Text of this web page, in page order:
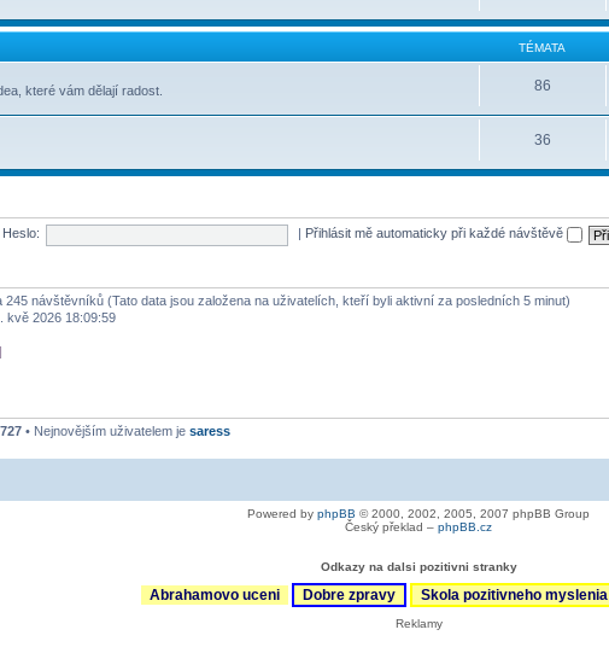
TÉMATA
které vám dělají radost. 86
36
Heslo: Přihlásit mě automaticky při každé návštěvě
návštěvníků (Tato data jsou založena na uživatelích, kteří byli aktivní za posledních 5 minut)
kvě 2026 18:09:59
727 • Nejnovějším uživatelem je saress
Powered by phpBB © 2000, 2002, 2005, 2007 phpBB Group
Český překlad – phpBB.cz
Odkazy na dalsi pozitivni stranky
Abrahamovo uceni Dobre zpravy Skola pozitivneho myslenia
Reklamy